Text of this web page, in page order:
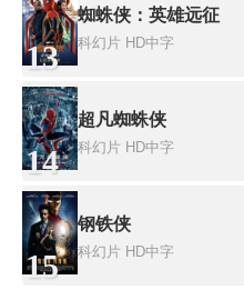
13
蜘蛛侠：英雄远征
科幻片 HD中字
14
超凡蜘蛛侠
科幻片 HD中字
15
钢铁侠
科幻片 HD中字